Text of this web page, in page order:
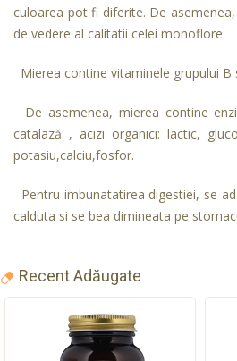
culoarea pot fi diferite. De
de vedere al calitatii celei monoflore.
Mierea contine vitaminele grupului B
De asemenea, mierea contine
catalază , acizi organici: lactic,
potasiu,calciu,fosfor.
Pentru imbunatatirea digestiei, se
calduta si se bea dimineata pe
Recent Adăugate